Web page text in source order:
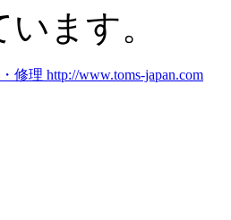
ます。
修理 http://www.toms-japan.com